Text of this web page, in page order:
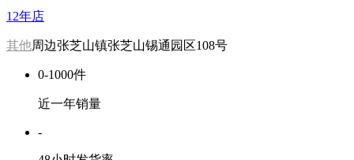
12年店
其他周边张芝山镇张芝山锡通园区108号
0-1000件
近一年销量
-